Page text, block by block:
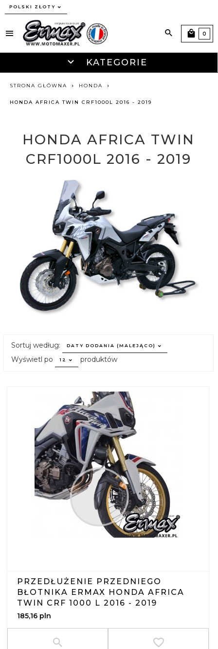
currency_h
POLSKI ZŁOTY
KATEGORIE
0
STRONA GŁÓWNA HONDA
HONDA AFRICA TWIN CRF1000L 2016 - 2019
HONDA AFRICA TWIN
CRF1000L 2016 - 2019
Sortuj według: sort
DATY DODANIA (MALEJĄCO)
Wyświetl po pop
12 produktów
PRZEDŁUŻENIE PRZEDNIEGO
BŁOTNIKA ERMAX HONDA AFRICA
TWIN CRF 1000 L 2016 - 2019
185,16 pln